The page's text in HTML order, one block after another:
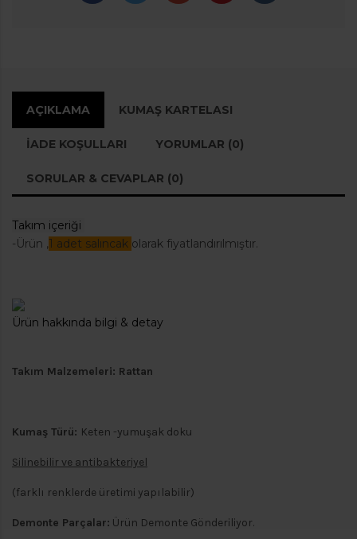
AÇIKLAMA KUMAŞ KARTELASI
İADE KOŞULLARI YORUMLAR (0)
SORULAR & CEVAPLAR (0)
Takım içeriği
-Ürün ,1 adet salıncak olarak fiyatlandırılmıştır.
Ürün hakkında bilgi & detay
Takım Malzemeleri: Rattan
Kumaş Türü: Keten -yumuşak doku
Silinebilir ve antibakteriyel
(farklı renklerde üretimi yapılabilir)
Demonte Parçalar: Ürün Demonte Gönderiliyor.